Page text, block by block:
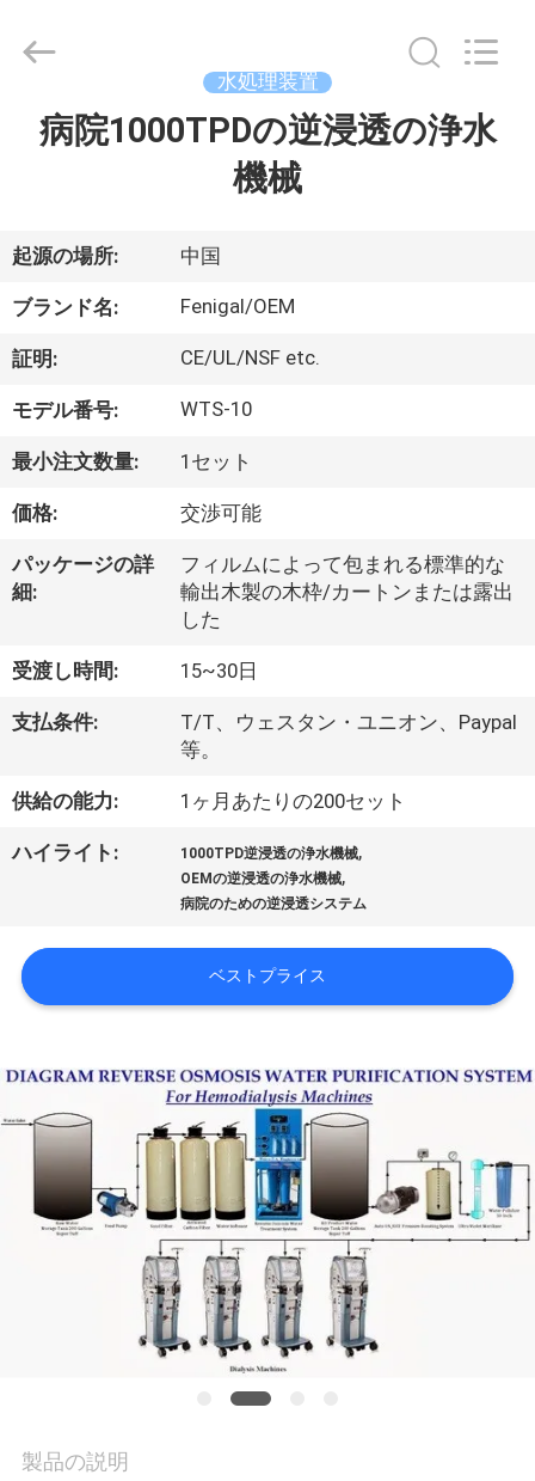
ロ
ダ
ク
ト
達
に
い
て
工
場
行
質
管
絡
2026
Technology
水処理装置
病院1000TPDの逆浸透の浄水
機械
起源の場所: 中国
ブランド名: Fenigal/OEM
証明: CE/UL/NSF etc.
モデル番号: WTS-10
最小注文数量: 1セット
価格: 交渉可能
パッケージの詳
細:
フィルムによって包まれる標準的な
輸出木製の木枠/カートンまたは露出
した
受渡し時間: 15~30日
支払条件:
T/T、ウェスタン・ユニオン、Paypal
等。
供給の能力: 1ヶ月あたりの200セット
ハイライト: 1000TPD逆浸透の浄水機械,
OEMの逆浸透の浄水機械,
病院のための逆浸透システム
ベストプライス
製品の説明